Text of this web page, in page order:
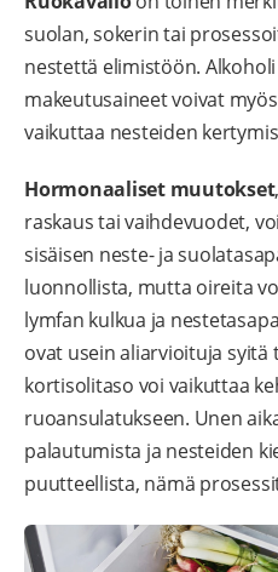
suolan, sokerin tai
nestettä elimistöön.
makeutusaineet voivat
vaikuttaa nesteiden
Hormonaaliset muutokset
raskaus tai vaihdevuodet,
sisäisen neste- ja
luonnollista, mutta oireita
lymfan kulkua ja
ovat usein aliarvioituja syitä
kortisolitaso voi vaikuttaa
ruoansulatukseen. Unen
palautumista ja nesteiden
puutteellista, nämä